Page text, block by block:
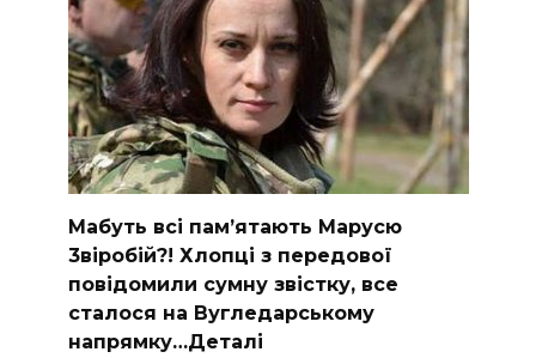
Мабуть всі пам’ятають Марусю
3віробій?! Хлопці з передової
повідомили сумну звістку, все
сталося на Вугледарському
напрямку…Деталі